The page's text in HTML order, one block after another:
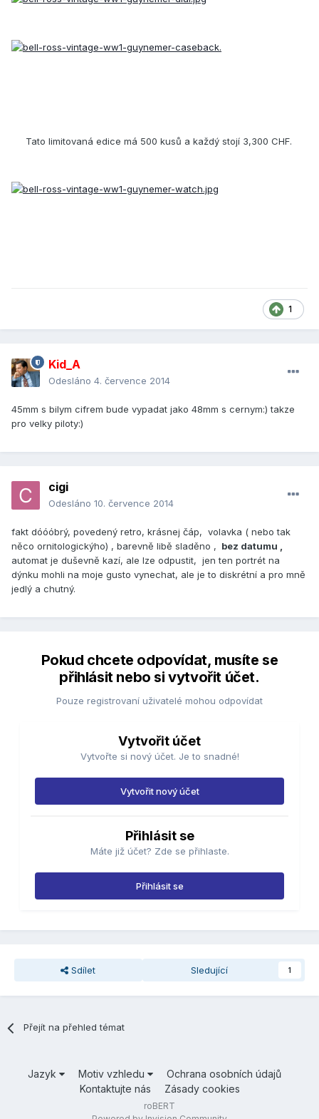
Tato limitovaná edice má 500 kusů a každý stojí 3,300 CHF.
1
Kid_A
Odesláno 4. července 2014
45mm s bilym cifrem bude vypadat jako 48mm s cernym:) takze
pro velky piloty:)
cigi
Odesláno 10. července 2014
fakt dóóóbrý, povedený retro, krásnej čáp, volavka ( nebo tak
něco ornitologickýho) , barevně libě sladěno , bez datumu ,
automat je duševně kazí, ale lze odpustit, jen ten portrét na
dýnku mohli na moje gusto vynechat, ale je to diskrétní a pro mně
jedlý a chutný.
Pokud chcete odpovídat, musíte se
přihlásit nebo si vytvořit účet.
Pouze registrovaní uživatelé mohou odpovídat
Vytvořit účet
Vytvořte si nový účet. Je to snadné!
Vytvořit nový účet
Přihlásit se
Máte již účet? Zde se přihlaste.
Přihlásit se
Sdílet Sledující 1
Přejít na přehled témat
Jazyk Motiv vzhledu
Ochrana osobních údajů
Kontaktujte nás
Zásady cookies
roBERT